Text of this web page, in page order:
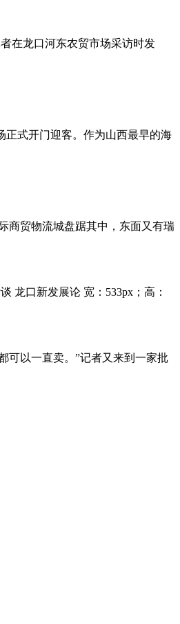
在龙口河东农贸市场采访时发
正式开门迎客。作为山西最早的海
商贸物流城盘踞其中，东面又有瑞
龙口新发展论 宽：533px；高：
可以一直卖。”记者又来到一家批